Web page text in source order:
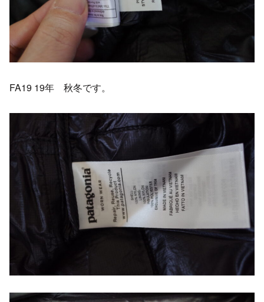
FA19 19年 秋冬です。